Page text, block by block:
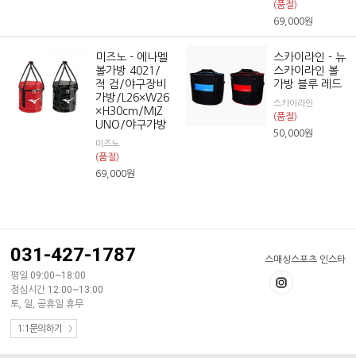
(품절)
69,000원
미즈노 - 에나멜
볼가방 4021/
적 검/야구장비
가방/L26×W26
×H30cm/MIZ
UNO/야구가방
미즈노
(품절)
69,000원
스카이라인 - 뉴
스카이라인 볼
가방 블루 레드
스카이라인
(품절)
50,000원
스매싱스포츠 인스타
031-427-1787
평일 09:00~18:00
점심시간 12:00~13:00
토, 일, 공휴일 휴무
1:1문의하기